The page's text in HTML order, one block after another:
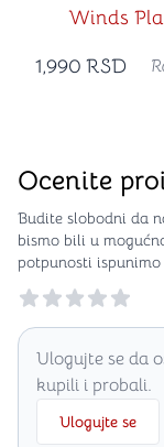
Winds
1,990 RSD
Ocenite
Budite slobodni da
bismo bili u
potpunosti ispunimo
Reviews
Ulogujte se da
kupili i probali.
Ulogujte se